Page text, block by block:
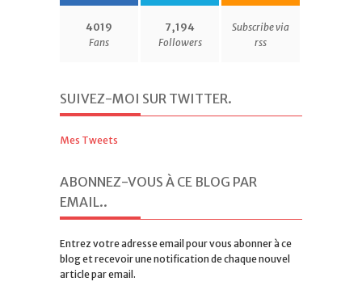
4019
Fans
7,194
Followers
Subscribe via
rss
SUIVEZ-MOI SUR TWITTER.
Mes Tweets
ABONNEZ-VOUS À CE BLOG PAR
EMAIL..
Entrez votre adresse email pour vous abonner à ce
blog et recevoir une notification de chaque nouvel
article par email.